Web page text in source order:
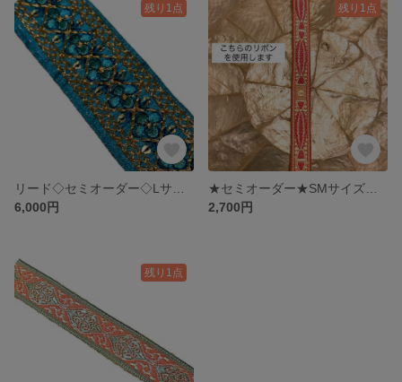
残り1点
6,000円
残り1点
2,700円
残り1点